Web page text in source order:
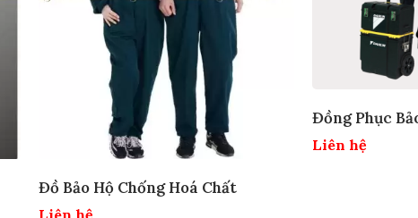
Đồ Bảo Hộ Chống Hoá Chất
Đồng Phục
Xưởng Bảo Trì
Liên hệ